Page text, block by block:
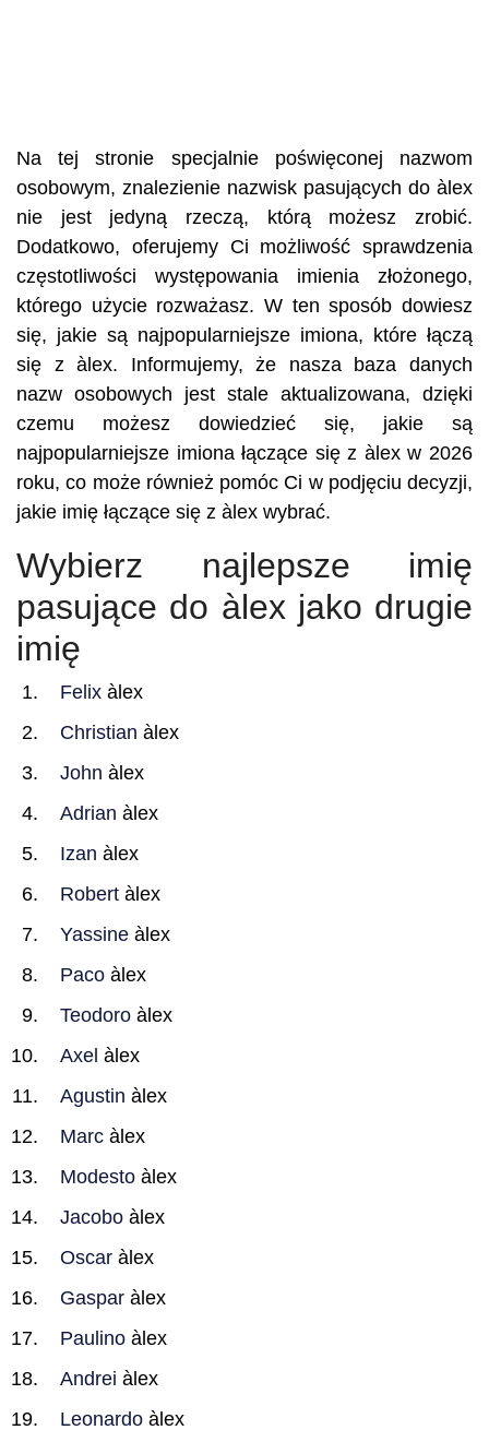
Na tej stronie specjalnie poświęconej nazwom
osobowym, znalezienie nazwisk pasujących do àlex
nie jest jedyną rzeczą, którą możesz zrobić.
Dodatkowo, oferujemy Ci możliwość sprawdzenia
częstotliwości występowania imienia złożonego,
którego użycie rozważasz. W ten sposób dowiesz
się, jakie są najpopularniejsze imiona, które łączą
się z àlex. Informujemy, że nasza baza danych
nazw osobowych jest stale aktualizowana, dzięki
czemu możesz dowiedzieć się, jakie są
najpopularniejsze imiona łączące się z àlex w 2026
roku, co może również pomóc Ci w podjęciu decyzji,
jakie imię łączące się z àlex wybrać.
Wybierz najlepsze imię
pasujące do àlex jako drugie
imię
Felix àlex
Christian àlex
John àlex
Adrian àlex
Izan àlex
Robert àlex
Yassine àlex
Paco àlex
Teodoro àlex
Axel àlex
Agustin àlex
Marc àlex
Modesto àlex
Jacobo àlex
Oscar àlex
Gaspar àlex
Paulino àlex
Andrei àlex
Leonardo àlex